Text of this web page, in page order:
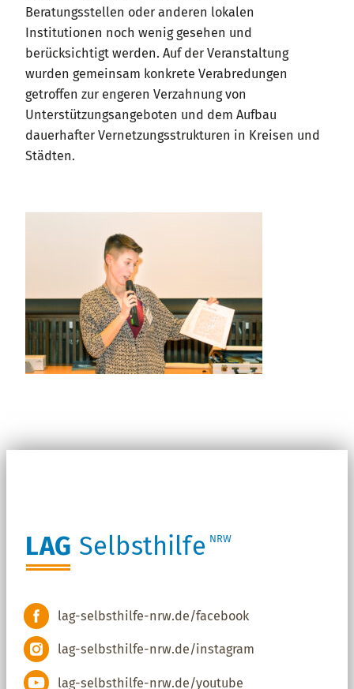
Beratungsstellen oder anderen lokalen
Institutionen noch wenig gesehen und
berücksichtigt werden. Auf der Veranstaltung
wurden gemeinsam konkrete Verabredungen
getroffen zur engeren Verzahnung von
Unterstützungsangeboten und dem Aufbau
dauerhafter Vernetzungsstrukturen in Kreisen und
Städten.
LAG Selbsthilfe NRW
lag-selbsthilfe-nrw.de/facebook
lag-selbsthilfe-nrw.de/instagram
lag-selbsthilfe-nrw.de/youtube